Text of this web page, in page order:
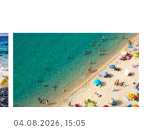
04.08.2026, 15:05